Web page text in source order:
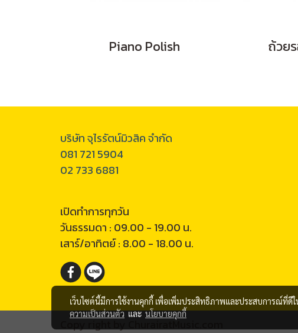
Piano Polish ถ้วย
บริษัท จุไรรัตน์มิวสิค จำกัด
081 721 5904
02 733 6881
เปิดทำการทุกวัน
วันธรรมดา : 09.00 - 19.00 น.
เสาร์/อาทิตย์ : 8.00 - 18.00 น.
Copy right by ChurairatMusic.com
เว็บไซต์นี้มีการใช้งานคุกกี้ เพื่อเพิ่มประสิทธิภาพและประสบการณ์ที่ดี
ความเป็นส่วนตัวและนโยบายคุกกี้